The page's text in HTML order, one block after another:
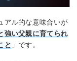
アル的な意味合いが
強い父親に育てられ
と 」です。